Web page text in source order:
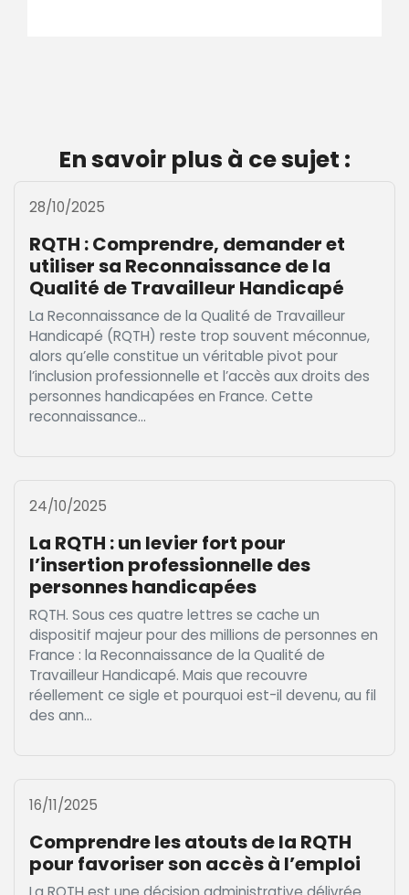
En savoir plus à ce sujet :
28/10/2025
RQTH : Comprendre, demander et
utiliser sa Reconnaissance de la
Qualité de Travailleur Handicapé
La Reconnaissance de la Qualité de Travailleur
Handicapé (RQTH) reste trop souvent méconnue,
alors qu’elle constitue un véritable pivot pour
l’inclusion professionnelle et l’accès aux droits des
personnes handicapées en France. Cette
reconnaissance...
24/10/2025
La RQTH : un levier fort pour
l’insertion professionnelle des
personnes handicapées
RQTH. Sous ces quatre lettres se cache un
dispositif majeur pour des millions de personnes en
France : la Reconnaissance de la Qualité de
Travailleur Handicapé. Mais que recouvre
réellement ce sigle et pourquoi est-il devenu, au fil
des ann...
16/11/2025
Comprendre les atouts de la RQTH
pour favoriser son accès à l’emploi